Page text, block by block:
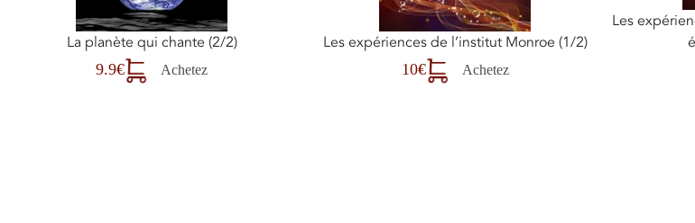
La planète qui chante (2/2)
9.9€ Achetez
Les expériences de l’institut Monroe (1/2)
10€ Achetez
Les